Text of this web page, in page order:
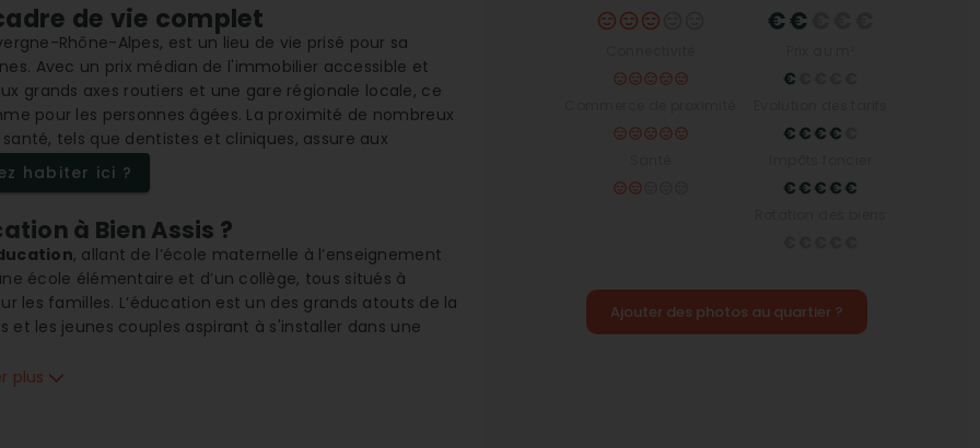
de vie complet
Rhône-Alpes, est un lieu de vie prisé pour sa
Avec un prix médian de l'immobilier accessible et
grands axes routiers et une gare régionale locale, ce
pour les personnes âgées. La proximité de nombreux
tels que dentistes et cliniques, assure aux
habiter ici ?
à Bien Assis ?
, allant de l’école maternelle à l’enseignement
école élémentaire et d’un collège, tous situés à
les familles. L’éducation est un des grands atouts de la
les jeunes couples aspirant à s'installer dans une
de la zone ?
plus
Ajouter des photos au quartier ?